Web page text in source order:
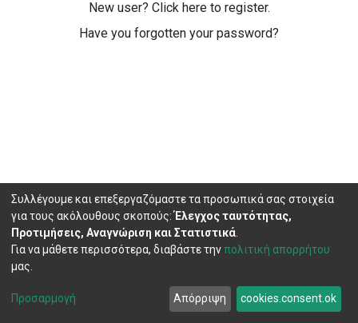
New user? Click here to register.
Have you forgotten your password?
Cookie
End User
Agreement
Send
Feedback
Συλλέγουμε και επεξεργαζόμαστε τα προσωπικά σας στοιχεία
για τους ακόλουθους σκοπούς:Έλεγχος ταυτότητας,
Προτιμήσεις, Αναγνώριση και Στατιστικά
Για να μάθετε περισσότερα, διαβάστε τηνπολιτική απορρήτου
μας.
Προσαρμογή Απόρριψη cookies.consent.ok